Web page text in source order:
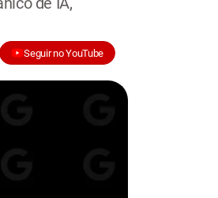
Seguir no YouTube